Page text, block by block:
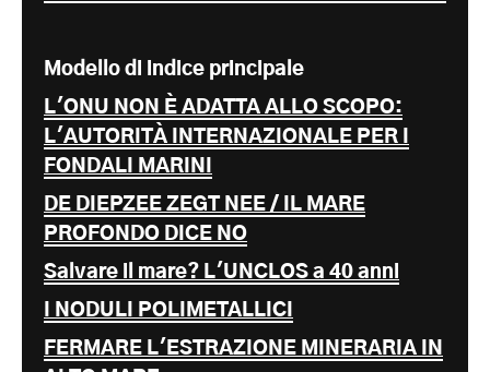
Modello di indice principale
L'ONU NON È ADATTA ALLO SCOPO:
L'AUTORITÀ INTERNAZIONALE PER I
FONDALI MARINI
DE DIEPZEE ZEGT NEE / IL MARE
PROFONDO DICE NO
Salvare il mare? L'UNCLOS a 40 anni
I NODULI POLIMETALLICI
FERMARE L'ESTRAZIONE MINERARIA IN